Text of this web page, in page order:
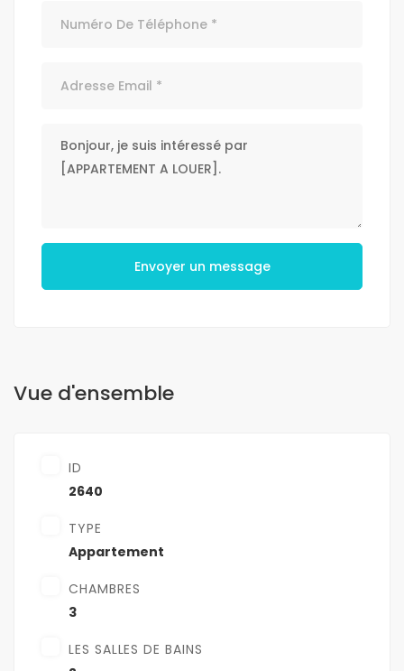
Envoyer un message
Vue d'ensemble
ID
2640
TYPE
Appartement
CHAMBRES
3
LES SALLES DE BAINS